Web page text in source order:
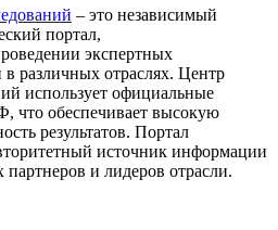
– это независимый
портал,
экспертных
различных отраслях. Центр
использует официальные
что обеспечивает высокую
результатов. Портал
источник информации
и лидеров отрасли.